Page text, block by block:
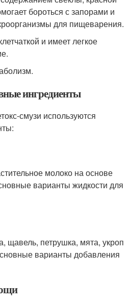
бороться с запорами и
для пищеварения.
и имеет легкое
ингредиенты
смузи используются
молоко на основе
варианты жидкости для
щавель, петрушка, мята, укроп
варианты добавления